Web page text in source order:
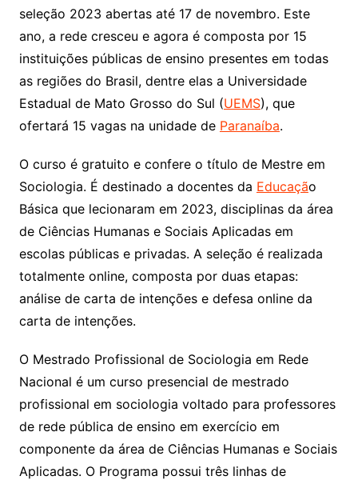
seleção 2023 abertas até 17 de novembro. Este
ano, a rede cresceu e agora é composta por 15
instituições públicas de ensino presentes em todas
as regiões do Brasil, dentre elas a Universidade
Estadual de Mato Grosso do Sul (UEMS), que
ofertará 15 vagas na unidade de Paranaíba.
O curso é gratuito e confere o título de Mestre em
Sociologia. É destinado a docentes da Educação
Básica que lecionaram em 2023, disciplinas da área
de Ciências Humanas e Sociais Aplicadas em
escolas públicas e privadas. A seleção é realizada
totalmente online, composta por duas etapas:
análise de carta de intenções e defesa online da
carta de intenções.
O Mestrado Profissional de Sociologia em Rede
Nacional é um curso presencial de mestrado
profissional em sociologia voltado para professores
de rede pública de ensino em exercício em
componente da área de Ciências Humanas e Sociais
Aplicadas. O Programa possui três linhas de